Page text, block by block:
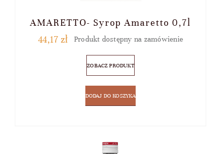
AMARETTO- Syrop Amaretto 0,7l
44,17 zł Produkt dostępny na zamówienie
ZOBACZ PRODUKT
DODAJ DO KOSZYKA